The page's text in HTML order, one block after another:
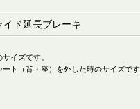
ド延長ブレーキ
イズです。
ト（背・座）を外した時のサイズです